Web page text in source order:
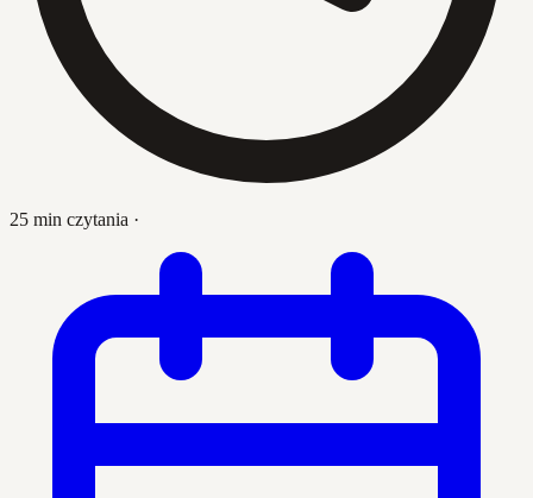
25 min czytania ·